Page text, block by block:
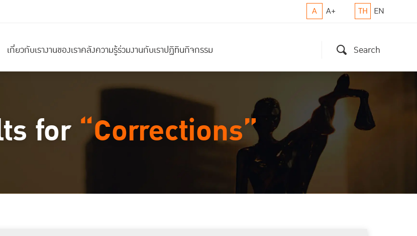
A A+ TH EN
เกี่ยวกับเรางานของเราคลังความรู้ร่วมงานกับเราปฏิทินกิจกรรม Search
for“Corrections”